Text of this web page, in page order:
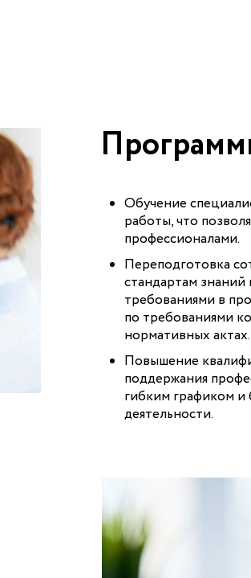
Обучение
работы, что
профессионалами.
Переподготовка
стандартам
требованиями в
по требованиями
нормативных актах.
Повышение
поддержания
гибким графиком и
деятельности.